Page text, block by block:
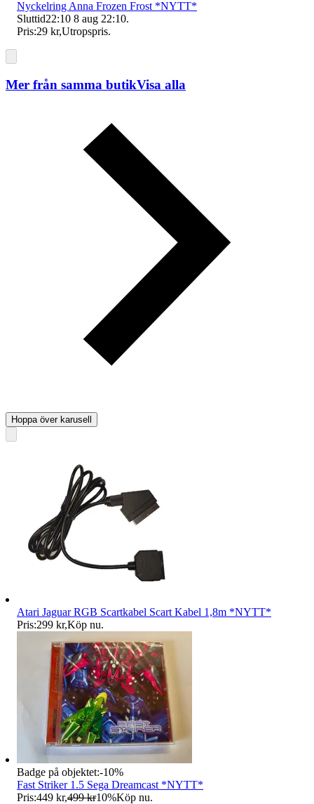
Nyckelring Anna Frozen Frost *NYTT*
Sluttid22:10 8 aug 22:10.
Pris:29 kr,Utropspris.
Mer från samma butikVisa alla
Hoppa över karusell
Atari Jaguar RGB Scartkabel Scart Kabel 1,8m *NYTT*
Pris:299 kr,Köp nu.
Badge på objektet:-10%
Fast Striker 1.5 Sega Dreamcast *NYTT*
Pris:449 kr,499 kr10%Köp nu.